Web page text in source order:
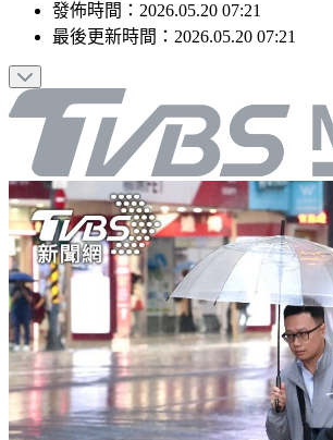
發佈時間： 2026.05.20 07:21
最後更新時間： 2026.05.20 07:21